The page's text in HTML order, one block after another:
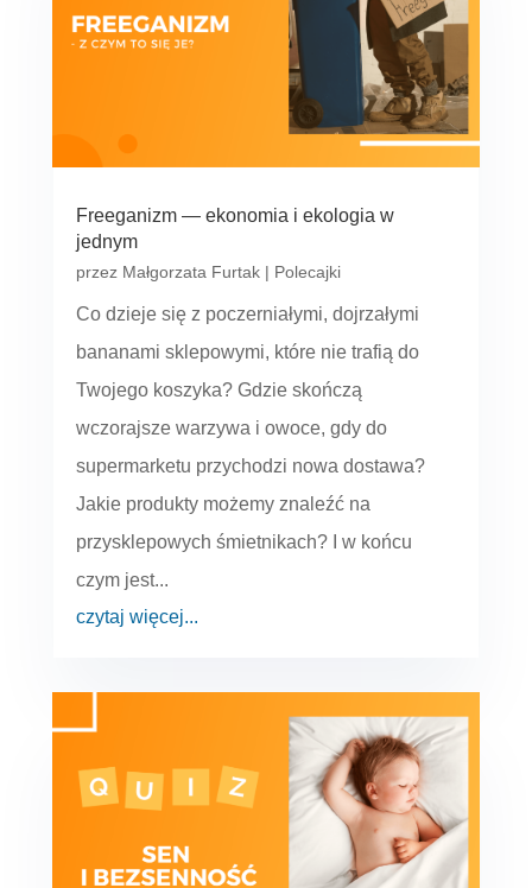
Freeganizm — ekonomia i ekologia w
jednym
przez Małgorzata Furtak| Polecajki
Co dzieje się z poczerniałymi, dojrzałymi
bananami sklepowymi, które nie trafią do
Twojego koszyka? Gdzie skończą
wczorajsze warzywa i owoce, gdy do
supermarketu przychodzi nowa dostawa?
Jakie produkty możemy znaleźć na
przysklepowych śmietnikach? I w końcu
czym jest...
czytaj więcej...